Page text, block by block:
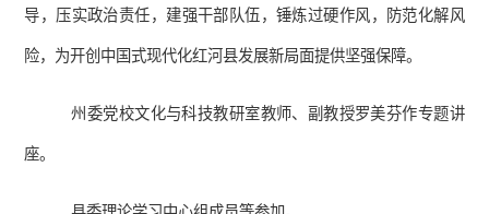
导，压实政治责任，建强干部队伍，锤炼过硬作风，防范化解风
险，为开创中国式现代化红河县发展新局面提供坚强保障。
州委党校文化与科技教研室教师、副教授罗美芬作专题讲
座。